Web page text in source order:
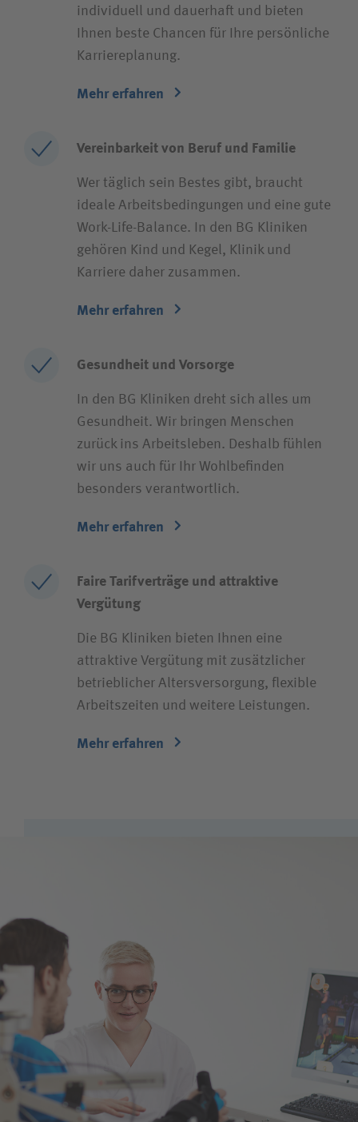
individuell und dauerhaft und bieten
Ihnen beste Chancen für Ihre persönliche
Karriereplanung.
Mehr erfahren
Vereinbarkeit von Beruf und Familie
Wer täglich sein Bestes gibt, braucht
ideale Arbeitsbedingungen und eine gute
Work-Life-Balance. In den BG Kliniken
gehören Kind und Kegel, Klinik und
Karriere daher zusammen.
Mehr erfahren
Gesundheit und Vorsorge
In den BG Kliniken dreht sich alles um
Gesundheit. Wir bringen Menschen
zurück ins Arbeitsleben. Deshalb fühlen
wir uns auch für Ihr Wohlbefinden
besonders verantwortlich.
Mehr erfahren
Faire Tarifverträge und attraktive
Vergütung
Die BG Kliniken bieten Ihnen eine
attraktive Vergütung mit zusätzlicher
betrieblicher Altersversorgung, flexible
Arbeitszeiten und weitere Leistungen.
Mehr erfahren